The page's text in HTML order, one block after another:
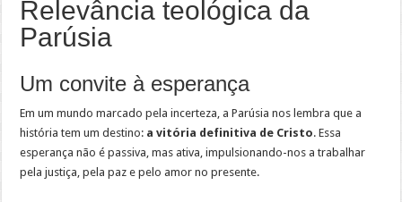
Relevância teológica da
Parúsia
Um convite à esperança
Em um mundo marcado pela incerteza, a Parúsia nos lembra que a
história tem um destino: a vitória definitiva de Cristo. Essa
esperança não é passiva, mas ativa, impulsionando-nos a trabalhar
pela justiça, pela paz e pelo amor no presente.